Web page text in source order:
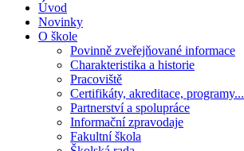
Úvod
Novinky
O škole
Povinně zveřejňované informace
Charakteristika a historie
Pracoviště
Certifikáty, akreditace, programy...
Partnerství a spolupráce
Informační zpravodaje
Fakultní škola